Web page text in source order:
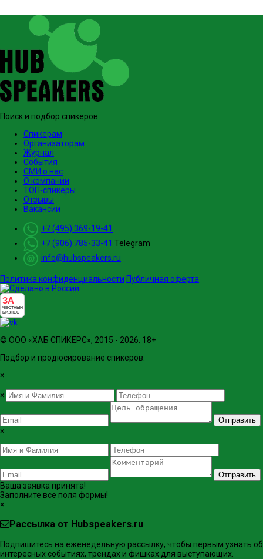
Поиск и подбор спикеров
Спикерам
Организаторам
Журнал
События
СМИ о нас
О компании
ТОП-спикеры
Отзывы
Вакансии
+7 (495) 369-19-41
+7 (906) 785-33-41 Telegram
info@hubspeakers.ru
Политика конфиденциальности Публичная оферта
ЗА
ЧЕСТНЫЙ
БИЗНЕС
© ООО «ХАБ СПИКЕРС», 2015 - 2026. 18+
Подбор и продюсирование спикеров.
×
×
Отправить
×
Отправить
Ваша заявка принята!
Заполните все поля формы!
×
Рассылка от Hubspeakers.ru
Подпишитесь на еженедельную рассылку, чтобы первым узнать об
интересных событиях, трендах и фишках ​для выступающих.